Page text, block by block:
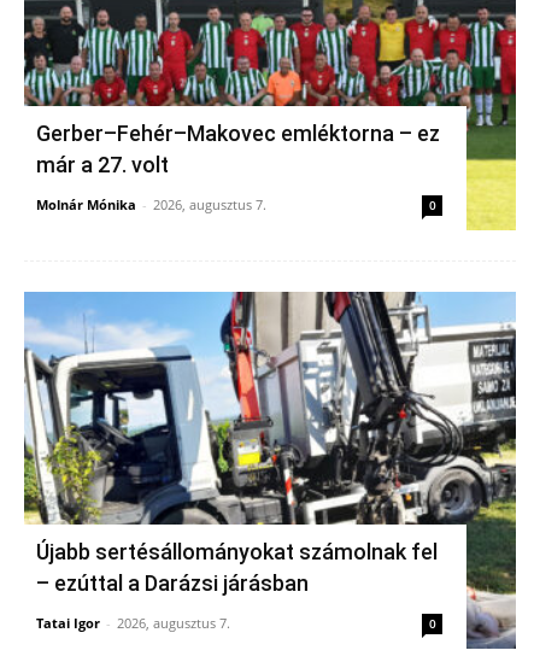
Gerber–Fehér–Makovec emléktorna – ez
már a 27. volt
Molnár Mónika - 2026, augusztus 7. 0
Újabb sertésállományokat számolnak fel
– ezúttal a Darázsi járásban
Tatai Igor - 2026, augusztus 7. 0